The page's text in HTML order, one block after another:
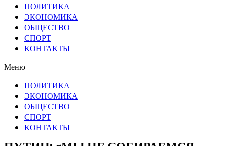
ПОЛИТИКА
ЭКОНОМИКА
ОБЩЕСТВО
СПОРТ
КОНТАКТЫ
Меню
ПОЛИТИКА
ЭКОНОМИКА
ОБЩЕСТВО
СПОРТ
КОНТАКТЫ